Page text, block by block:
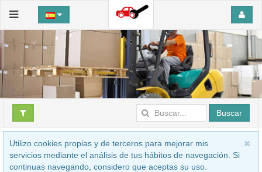
Buscar
Utilizo cookies propias y de terceros para mejorar mis
servicios mediante el análisis de tus hábitos de navegación. Si
continuas navegando, considero que aceptas su uso.